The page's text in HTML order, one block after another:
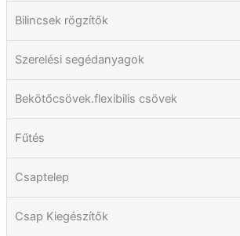
Bilincsek rögzítők
Szerelési segédanyagok
Bekötőcsövek.flexibilis csövek
Fűtés
Csaptelep
Csap Kiegészítők